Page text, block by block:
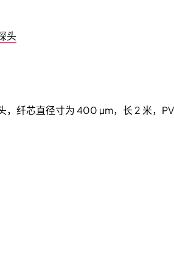
头
，纤芯直径寸为 400 µm，长 2 米，